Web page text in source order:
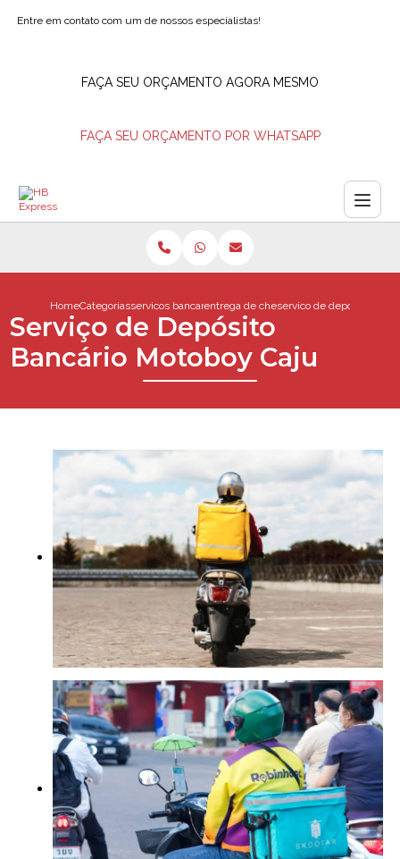
Entre em contato com um de nossos especialistas!
FAÇA SEU ORÇAMENTO AGORA MESMO
FAÇA SEU ORÇAMENTO POR WHATSAPP
HomeCategoriasservicos bancariosentrega de cheques rio de janeiro
servico de deposito
Serviço de Depósito
Bancário Motoboy Caju